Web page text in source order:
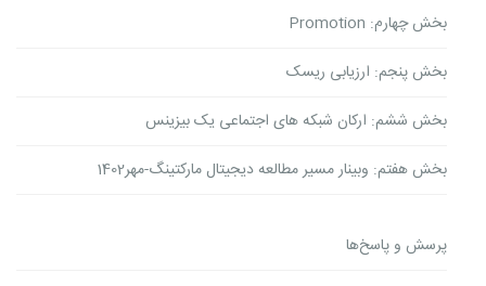
بخش چهارم: Promotion
بخش پنجم: ارزیابی ریسک
بخش ششم: ارکان شبکه های اجتماعی یک بیزینس
بخش هفتم: وبینار مسیر مطالعه دیجیتال مارکتینگ-مهر1402
پرسش و پاسخ‌ها